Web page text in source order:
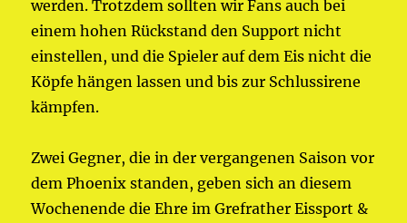
werden. Trotzdem sollten wir Fans auch bei
einem hohen Rückstand den Support nicht
einstellen, und die Spieler auf dem Eis nicht die
Köpfe hängen lassen und bis zur Schlussirene
kämpfen.
Zwei Gegner, die in der vergangenen Saison vor
dem Phoenix standen, geben sich an diesem
Wochenende die Ehre im Grefrather Eissport &